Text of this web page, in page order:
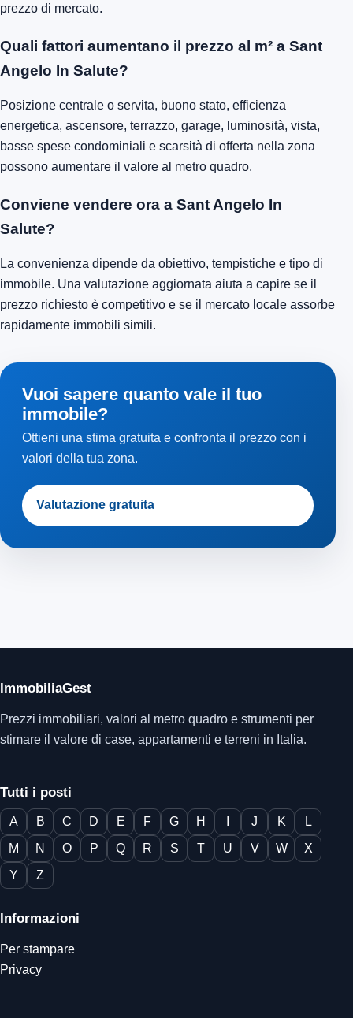
prezzo di mercato.
Quali fattori aumentano il prezzo al m² a Sant
Angelo In Salute?
Posizione centrale o servita, buono stato, efficienza
energetica, ascensore, terrazzo, garage, luminosità, vista,
basse spese condominiali e scarsità di offerta nella zona
possono aumentare il valore al metro quadro.
Conviene vendere ora a Sant Angelo In
Salute?
La convenienza dipende da obiettivo, tempistiche e tipo di
immobile. Una valutazione aggiornata aiuta a capire se il
prezzo richiesto è competitivo e se il mercato locale assorbe
rapidamente immobili simili.
Vuoi sapere quanto vale il tuo
immobile?
Ottieni una stima gratuita e confronta il prezzo con i
valori della tua zona.
Valutazione gratuita
ImmobiliaGest
Prezzi immobiliari, valori al metro quadro e strumenti per
stimare il valore di case, appartamenti e terreni in Italia.
Tutti i posti
A B C D E F G H J K
L
M
N O P Q R S T U V W
X
Y
Z
Informazioni
Per stampare
Privacy